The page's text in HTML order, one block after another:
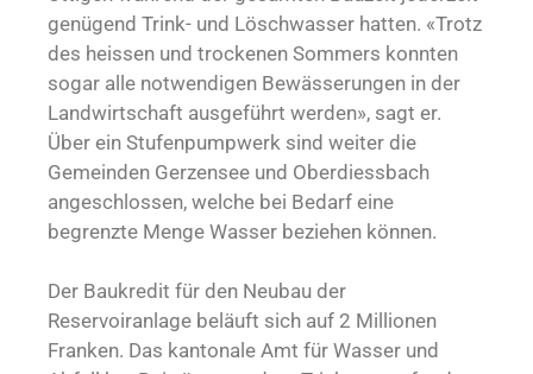
genügend Trink- und Löschwasser hatten. «Trotz
des heissen und trockenen Sommers konnten
sogar alle notwendigen Bewässerungen in der
Landwirtschaft ausgeführt werden», sagt er.
Über ein Stufenpumpwerk sind weiter die
Gemeinden Gerzensee und Oberdiessbach
angeschlossen, welche bei Bedarf eine
begrenzte Menge Wasser beziehen können.
Der Baukredit für den Neubau der
Reservoiranlage beläuft sich auf 2 Millionen
Franken. Das kantonale Amt für Wasser und